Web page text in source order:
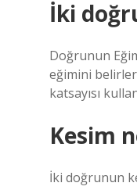
İki
Doğrunun
eğimini
katsayısı
Kesim
İki doğrunun